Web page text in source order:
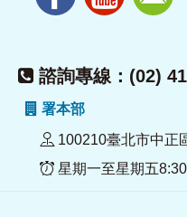
諮詢專線：(02)
署本部
100210臺北市中正
星期一至星期五